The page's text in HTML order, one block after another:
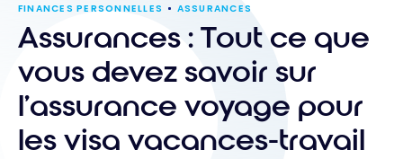
FINANCES PERSONNELLES ASSURANCES
Assurances : Tout ce que
vous devez savoir sur
l’assurance voyage pour
les visa vacances-travail